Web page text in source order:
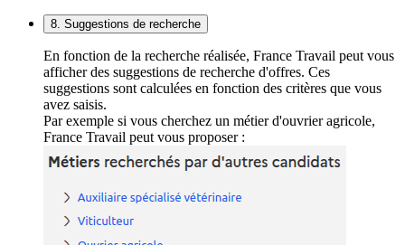
8. Suggestions de recherche
En fonction de la recherche réalisée, France Travail peut vous
afficher des suggestions de recherche d'offres. Ces
suggestions sont calculées en fonction des critères que vous
avez saisis.
Par exemple si vous cherchez un métier d'ouvrier agricole,
France Travail peut vous proposer :